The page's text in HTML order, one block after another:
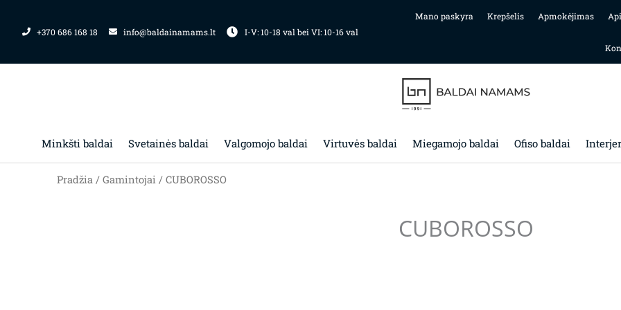
+370 686 168 18 info@baldainamams.lt I-V: 10-18 val bei VI: 10-16 val
Mano paskyra Krepšelis Apmokėjimas
Minkšti baldai Svetainės baldai Valgomojo baldai Virtuvės baldai Miegamojo baldai Ofiso baldai
Pradžia / Gamintojai / CUBOROSSO
CUBOROSSO